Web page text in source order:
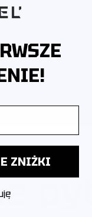
ZNIŻKI